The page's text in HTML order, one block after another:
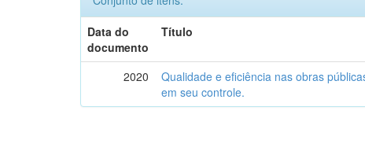
Data do
documento
Título
2020
Qualidade e eficiência nas obras
em seu controle.